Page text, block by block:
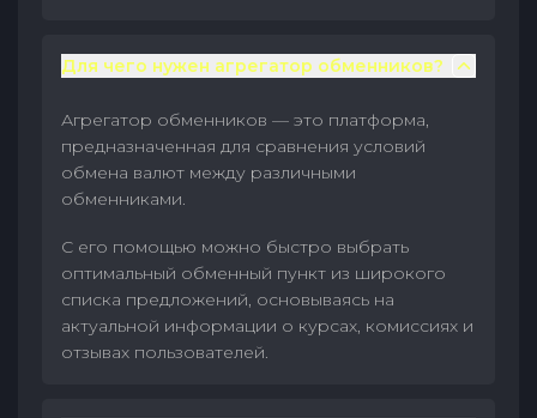
Для чего нужен агрегатор обменников?
Агрегатор обменников — это платформа,
предназначенная для сравнения условий
обмена валют между различными
обменниками.
С его помощью можно быстро выбрать
оптимальный обменный пункт из широкого
списка предложений, основываясь на
актуальной информации о курсах, комиссиях и
отзывах пользователей.